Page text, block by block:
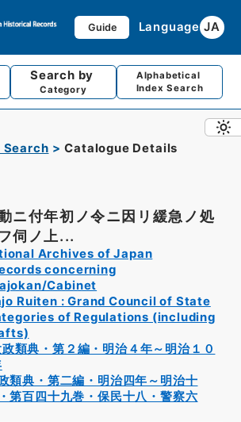
Guide Language JA
Search by
Category
Alphabetical
Index Search
Search Catalogue Details
ニ付年初ノ令ニ因リ緩急ノ処
伺ノ上...
Archives of Japan
concerning
Cabinet
Ruiten : Grand Council of State
of Regulations (including
政類典・第２編・明治４年～明治１０
類典・第二編・明治四年～明治十
第百四十九巻・保民十八・警察六